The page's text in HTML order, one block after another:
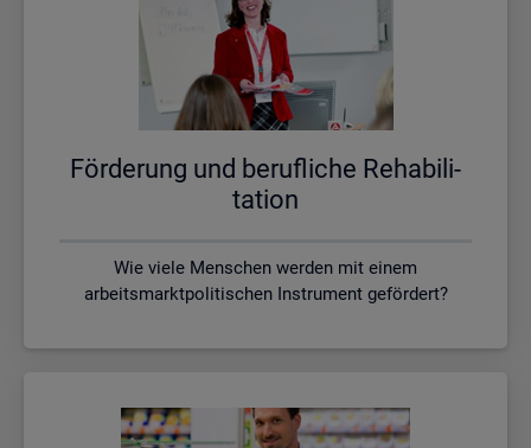
För­de­rung und be­ruf­li­che Re­ha­bi­li­
ta­ti­on
Wie viele Menschen werden mit einem
arbeitsmarktpolitischen Instrument gefördert?